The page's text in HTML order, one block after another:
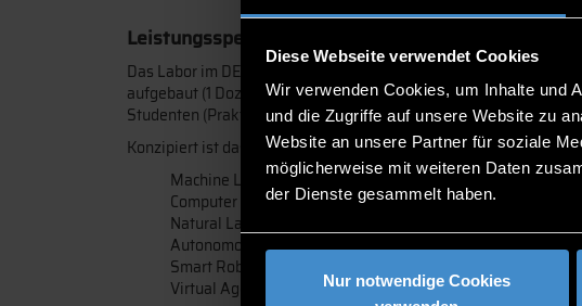
Diese Webseite verwendet Cookies
Wir verwenden Cookies, um Inhalte und
und die Zugriffe auf unsere Website zu
Website an unsere Partner für soziale
möglicherweise mit weiteren Daten
der Dienste gesammelt haben.
Nur notwendige Cookies
Leistungsspektrum:
Das Labor im DEGG‘s (Raum 1.11) hat eine Gesamtkapazität
aufgebaut (1 Dozenten-Workstation, 16 Studenten-
Studenten (Praktikum, Abschlussarbeit usw.).
Konzipiert ist das Labor insbesondere für folgende Teilbereiche
Machine Learning & Deep Learning
Computer Vision
Natural Language Processing (NLP)
Autonomous Systems
Smart Robotics
Virtual Agents